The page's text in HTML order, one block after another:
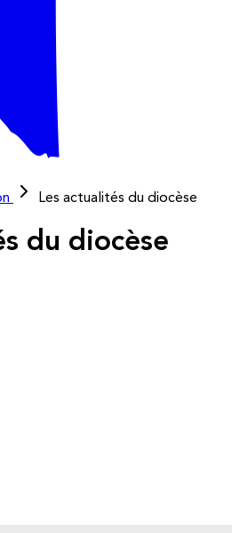
Les actualités du diocèse
du diocèse